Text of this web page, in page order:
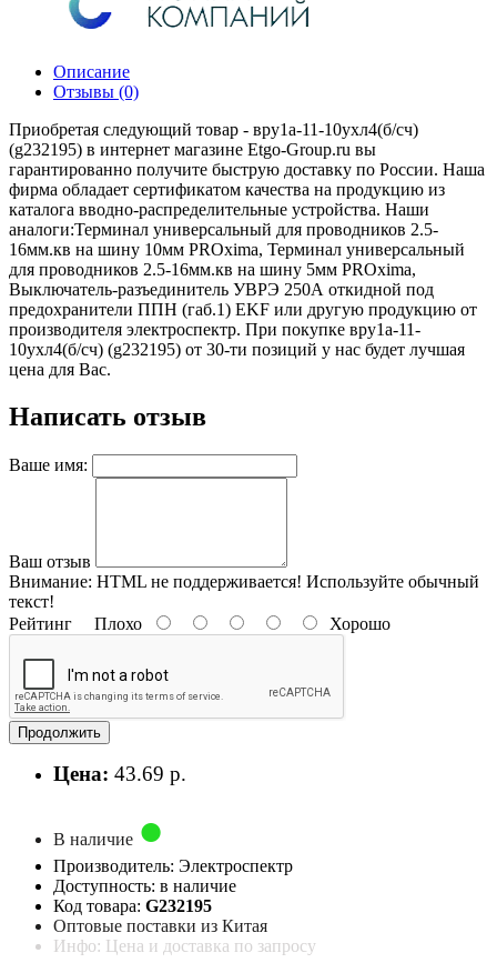
Описание
Отзывы (0)
Приобретая следующий товар - вру1а-11-10ухл4(б/сч)
(g232195) в интернет магазине Etgo-Group.ru вы
гарантированно получите быструю доставку по России. Наша
фирма обладает сертификатом качества на продукцию из
каталога вводно-распределительные устройства. Наши
аналоги:Терминал универсальный для проводников 2.5-
16мм.кв на шину 10мм PROxima, Терминал универсальный
для проводников 2.5-16мм.кв на шину 5мм PROxima,
Выключатель-разъединитель УВРЭ 250А откидной под
предохранители ППН (габ.1) EKF или другую продукцию от
производителя электроспектр. При покупке вру1а-11-
10ухл4(б/сч) (g232195) от 30-ти позиций у нас будет лучшая
цена для Вас.
Написать отзыв
Ваше имя:
Ваш отзыв
Внимание: HTML не поддерживается! Используйте обычный
текст!
Рейтинг Плохо Хорошо
Продолжить
Цена: 43.69 р.
В наличие
Производитель: Электроспектр
Доступность: в наличие
Код товара: G232195
Оптовые поставки из Китая
Инфо: Цена и доставка по запросу